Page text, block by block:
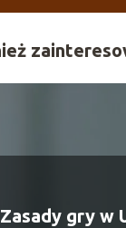
Zasady gry w